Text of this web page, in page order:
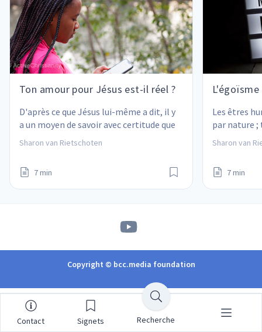
Ton amour pour Jésus est-il réel ?
D'après ce que Jésus lui-même a dit, il y
a un moyen de savoir avec certitude que
notre relation avec lui est réelle.
Sharon van Rietschoten
7 min
Les êtres
par nature
Mais nous
Sharon van
7 min
Copyright © bcc.media foundation
Contact Signets Recherche